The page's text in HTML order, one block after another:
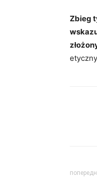
Zbieg